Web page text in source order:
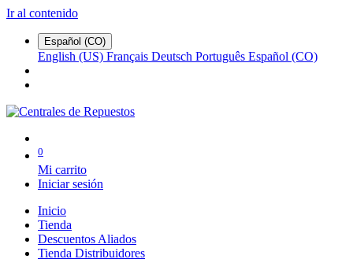
Ir al contenido
Español (CO)
English (US) Français Deutsch Português Español (CO)
0
Mi carrito
Iniciar sesión
Inicio
Tienda
Descuentos Aliados
Tienda Distribuidores